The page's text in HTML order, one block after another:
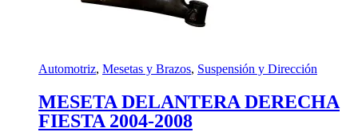
Automotriz, Mesetas y Brazos, Suspensión y Dirección
MESETA DELANTERA DERECHA
FIESTA 2004-2008